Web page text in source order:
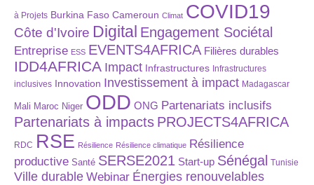
à Projets Burkina Faso Cameroun Climat COVID19
Côte d'Ivoire Digital Engagement Sociétal
Entreprise ESS EVENTS4AFRICA Filières durables
IDD4AFRICA Impact Infrastructures Infrastructures
inclusives Innovation Investissement à impact Madagascar
Mali Maroc Niger ODD ONG Partenariats inclusifs
Partenariats à impacts PROJECTS4AFRICA
RDC RSE Résilience Résilience climatique Résilience
productive Santé SERSE2021 Start-up Sénégal Tunisie
Ville durable Webinar Énergies renouvelables